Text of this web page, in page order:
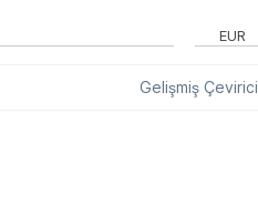
EUR
Gelişmiş Çevirici